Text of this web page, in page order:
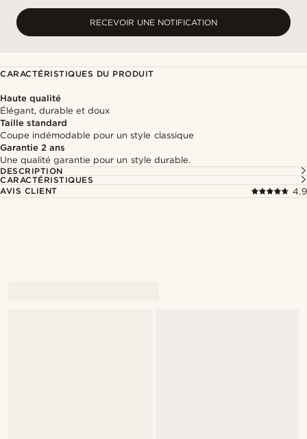
RECEVOIR UNE NOTIFICATION
CARACTÉRISTIQUES DU PRODUIT
Haute qualité
Élégant, durable et doux
Taille standard
Coupe indémodable pour un style classique
Garantie 2 ans
Une qualité garantie pour un style durable.
DESCRIPTION
CARACTÉRISTIQUES
AVIS CLIENT
4.9